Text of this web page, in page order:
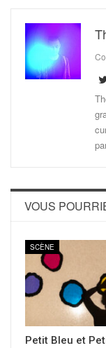
VOUS
SCÈNE
Petit Bleu et